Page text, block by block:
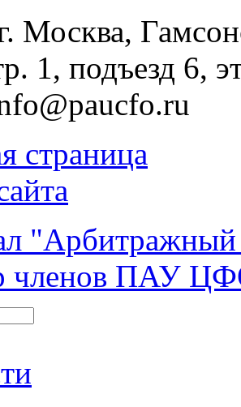
Москва,
1, подъезд 6,
страница
членов ПАУ